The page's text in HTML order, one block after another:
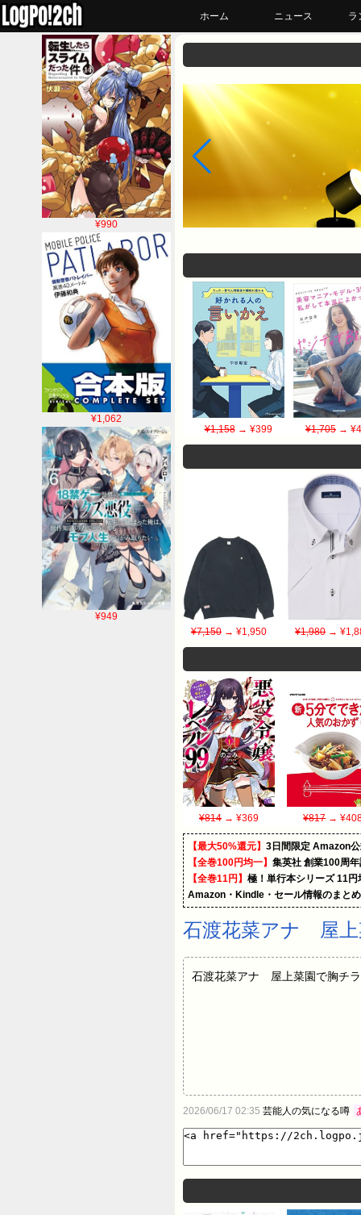
ホーム ニュース ラ
¥990
¥1,062
¥949
¥1,158→ ¥399 ¥1,705 →
¥7,150 → ¥1,950 ¥1,980→
¥814 → ¥369 ¥817→
【最大50%還元】 3日間限定 Amazon
【全巻100円均一】 集英社 創業100周
【全巻11円】 極！単行本シリーズ 11円
Amazon・Kindle・セール情報のまと
石渡花菜アナ 屋上
石渡花菜アナ 屋上菜園で胸チ
2026/06/17 02:35 芸能人の気になる噂